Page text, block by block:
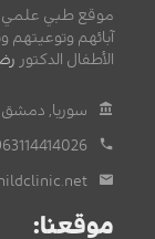
موقع طبي علمي
آبائهم وتوعيتهم
الأطفال الدكتور
سوريا,
موقعنا: